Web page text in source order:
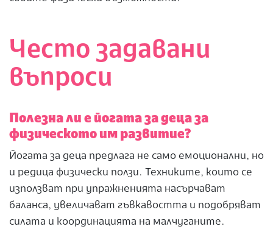
Често задавани
въпроси
Полезна ли е йогата за деца за
физическото им развитие?
Йогата за деца предлага не само емоционални, но
и редица физически ползи. Техниките, които се
използват при упражненията насърчават
баланса, увеличават гъвкавостта и подобряват
силата и координацията на малчуганите.